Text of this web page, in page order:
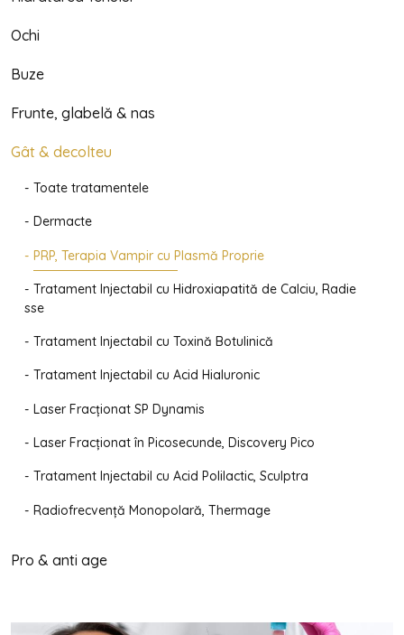
Ochi
Buze
Frunte, glabelă & nas
Gât & decolteu
Toate tratamentele
Dermacte
PRP, Terapia Vampir cu Plasmă Proprie
Tratament Injectabil cu Hidroxiapatită de Calciu, Radie
sse
Tratament Injectabil cu Toxină Botulinică
Tratament Injectabil cu Acid Hialuronic
Laser Fracționat SP Dynamis
Laser Fracționat în Picosecunde, Discovery Pico
Tratament Injectabil cu Acid Polilactic, Sculptra
Radiofrecvență Monopolară, Thermage
Pro & anti age